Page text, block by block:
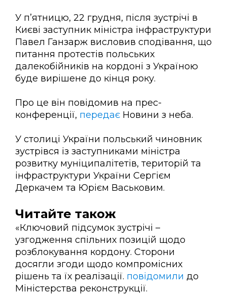
У п’ятницю, 22 грудня, після зустрічі в
Києві заступник міністра інфраструктури
Павел Ганзарж висловив сподівання, що
питання протестів польських
далекобійників на кордоні з Україною
буде вирішене до кінця року.
Про це він повідомив на прес-
конференції, передає Новини з неба.
У столиці України польський чиновник
зустрівся із заступниками міністра
розвитку муніципалітетів, територій та
інфраструктури України Сергієм
Деркачем та Юрієм Васьковим.
Читайте також
«Ключовий підсумок зустрічі –
узгодження спільних позицій щодо
розблокування кордону. Сторони
досягли згоди щодо компромісних
рішень та їх реалізації. повідомили до
Міністерства реконструкції.